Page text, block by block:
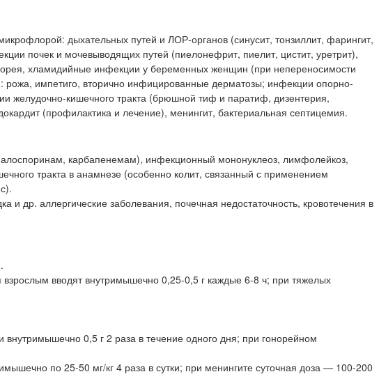
дыхательных путей и ЛОР-органов (синусит, тонзиллит, фарингит,
почек и мочевыводящих путей (пиелонефрит, пиелит, цистит, уретрит),
хламидийные инфекции у беременных женщин (при непереносимости
рожа, импетиго, вторично инфицированные дерматозы; инфекции опорно-
желудочно-кишечного тракта (брюшной тиф и паратиф, дизентерия,
(профилактика и лечение), менингит, бактериальная септицемия.
карбапенемам), инфекционный мононуклеоз, лимфолейкоз,
тракта в анамнезе (особенно колит, связанный с применением
др. аллергические заболевания, почечная недостаточность, кровотечения в
вводят внутримышечно 0,25-0,5 г каждые 6-8 ч; при тяжелых
внутримышечно 0,5 г 2 раза в течение одного дня; при гонорейном
по 25-50 мг/кг 4 раза в сутки; при менингите суточная доза — 100-200